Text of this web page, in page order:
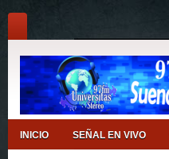
INICIO SEÑAL EN VIVO